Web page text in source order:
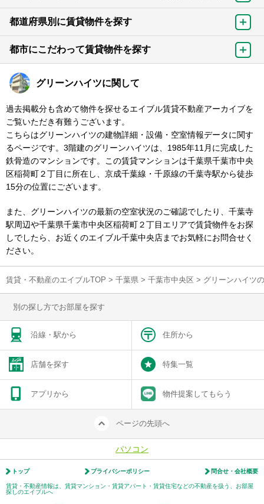
都道府県別に賃貸物件を探す
都市にこだわって賃貸物件を探す
グリーンハイツに関して
過去掲載分も含めて物件を探せるエイブル賃貸不動産アーカイブを
ご覧いただき有難うございます。
こちらはグリーンハイツの建物詳細・設備・空室情報データに関す
るページです。3階建のグリーンハイツは、1985年11月に完成した
鉄骨造のマンションです。この賃貸マンションは千葉県千葉市中央
区稲荷町２丁目に所在し、京成千葉線・千原線の千葉寺駅から徒歩
15分の位置にございます。
また、グリーンハイツの最新の空室状況のご確認でしたり、千葉寺
駅周辺や千葉県千葉市中央区稲荷町２丁目エリアで賃貸物件をお探
しでしたら、お近くのエイブル千葉中央店までお気軽にお問合せく
ださい。
賃貸・不動産のエイブルTOP > 千葉県 > 千葉市中央区 > グリーンハイツ
別の探し方でお部屋を探す
沿線・駅から 住所から
店舗を探す 特集一覧
アプリから 物件提案してもらう
ページの先頭へ
パソコン
トップ プライバシーポリシー 問合せ・会社概要
賃貸・不動産情報は、賃貸マンション・賃貸アパート・賃貸住宅などの不動産を扱う、お部屋
探しのエイブルへ